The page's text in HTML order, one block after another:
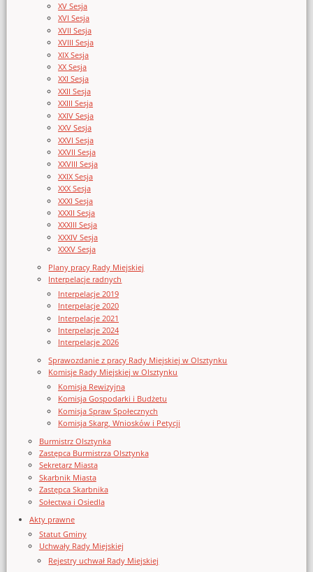
XV Sesja
XVI Sesja
XVII Sesja
XVIII Sesja
XIX Sesja
XX Sesja
XXI Sesja
XXII Sesja
XXIII Sesja
XXIV Sesja
XXV Sesja
XXVI Sesja
XXVII Sesja
XXVIII Sesja
XXIX Sesja
XXX Sesja
XXXI Sesja
XXXII Sesja
XXXIII Sesja
XXXIV Sesja
XXXV Sesja
Plany pracy Rady Miejskiej
Interpelacje radnych
Interpelacje 2019
Interpelacje 2020
Interpelacje 2021
Interpelacje 2024
Interpelacje 2026
Sprawozdanie z pracy Rady Miejskiej w Olsztynku
Komisje Rady Miejskiej w Olsztynku
Komisja Rewizyjna
Komisja Gospodarki i Budżetu
Komisja Spraw Społecznych
Komisja Skarg, Wniosków i Petycji
Burmistrz Olsztynka
Zastępca Burmistrza Olsztynka
Sekretarz Miasta
Skarbnik Miasta
Zastępca Skarbnika
Sołectwa i Osiedla
Akty prawne
Statut Gminy
Uchwały Rady Miejskiej
Rejestry uchwał Rady Miejskiej